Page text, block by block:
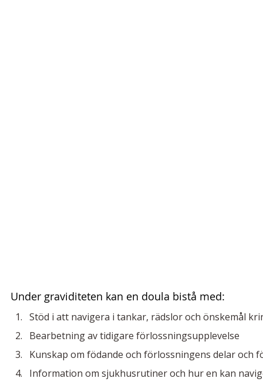
Under graviditeten kan en doula bistå med:
Stöd i att navigera i tankar, rädslor och önskemål
Bearbetning av tidigare förlossningsupplevelse
Kunskap om födande och förlossningens delar och
Information om sjukhusrutiner och hur en kan